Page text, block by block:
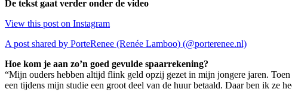
De tekst gaat verder onder de video
View this post on Instagram
A post shared by PorteRenee (Renée Lamboo) (@porterenee.nl)
Hoe kom je aan zo’n goed gevulde spaarrekening?
“Mijn ouders hebben altijd flink geld opzij gezet in mijn jongere jaren.
een tijdens mijn studie een groot deel van de huur betaald. Daar ben ik ze